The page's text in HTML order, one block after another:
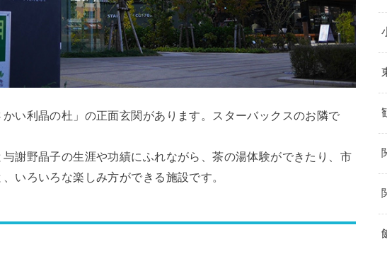
い利晶の杜」の正面玄関があります。スターバックスのお隣で
与謝野晶子の生涯や功績にふれながら、茶の湯体験ができたり、市
いろいろな楽しみ方ができる施設です。